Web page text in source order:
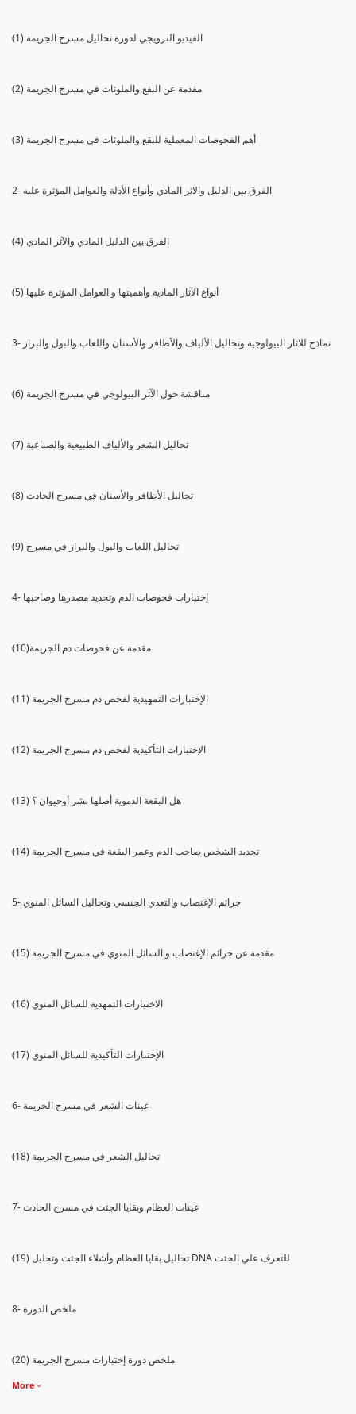
(1) الفيديو الترويجي لدورة تحاليل مسرح الجريمة
(2) مقدمة عن البقع والملوثات في مسرح الجريمة
(3) أهم الفحوصات المعملية للبقع والملوثات في مسرح الجريمة
2- الفرق بين الدليل والاثر المادي وأنواع الأدلة والعوامل المؤثرة عليه
(4) الفرق بين الدليل المادي والآثر المادي
(5) أنواع الآثار المادية وأهميتها و العوامل المؤثرة عليها
3- نماذج للاثار البيولوجية وتحاليل الألياف والأظافر والأسنان واللعاب والبول والبراز
(6) مناقشة حول الآثر البيولوجي في مسرح الجريمة
(7) تحاليل الشعر والألياف الطبيعية والصناعية
(8) تحاليل الأظافر والأسنان في مسرح الحادث
(9) تحاليل اللعاب والبول والبراز في مسرح
4- إختبارات فحوصات الدم وتحديد مصدرها وصاحبها
(10)مقدمة عن فحوصات دم الجريمة
(11) الإختبارات التمهيدية لفحص دم مسرح الجريمة
(12) الإختبارات التأكيدية لفحص دم مسرح الجريمة
(13) هل البقعة الدموية أصلها بشر أوحيوان ؟
(14) تحديد الشخص صاحب الدم وعمر البقعة في مسرح الجريمة
5- جرائم الإغتصاب والتعدي الجنسي وتحاليل السائل المنوي
(15) مقدمة عن جرائم الإغتصاب و السائل المنوي في مسرح الجريمة
(16) الاختبارات التمهدية للسائل المنوي
(17) الإختبارات التأكيدية للسائل المنوي
6- عينات الشعر في مسرح الجريمة
(18) تحاليل الشعر في مسرح الجريمة
7- عينات العظام وبقايا الجثث في مسرح الحادث
(19) تحاليل بقايا العظام وأشلاء الجثث وتحليل DNA للتعرف علي الجثث
8- ملخص الدورة
(20) ملخص دورة إختبارات مسرح الجريمة
More